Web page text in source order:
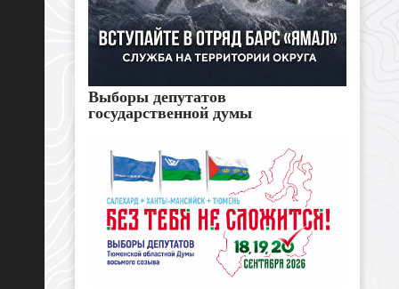
Выборы депутатов
государственной думы